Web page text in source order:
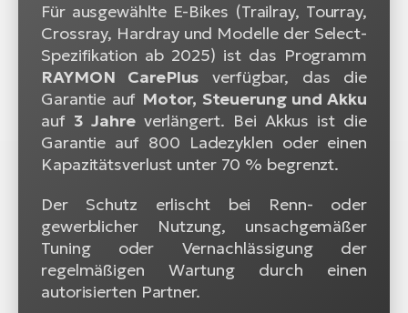
Für ausgewählte E-Bikes (Trailray, Tourray,
Crossray, Hardray und Modelle der Select-
Spezifikation ab 2025) ist das Programm
RAYMON CarePlus verfügbar, das die
Garantie auf Motor, Steuerung und Akku
auf 3 Jahreverlängert. Bei Akkus ist die
Garantie auf 800 Ladezyklen oder einen
Kapazitätsverlust unter 70 % begrenzt.
Der Schutz erlischt bei Renn- oder
gewerblicher Nutzung, unsachgemäßer
Tuning oder Vernachlässigung der
regelmäßigen Wartung durch einen
autorisierten Partner.